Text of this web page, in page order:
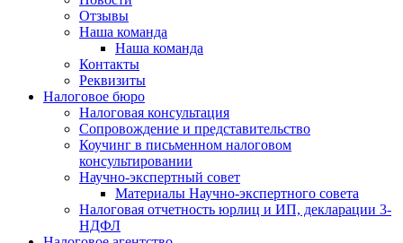
Отзывы
Наша команда
Наша команда
Контакты
Реквизиты
Налоговое бюро
Налоговая консультация
Cопровождение и представительство
Коучинг в письменном налоговом
консультировании
Научно-экспертный совет
Материалы Научно-экспертного совета
Налоговая отчетность юрлиц и ИП, декларации 3-
НДФЛ